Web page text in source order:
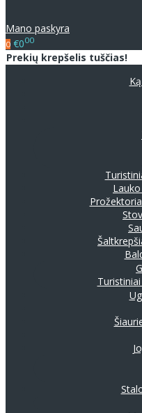
Mano paskyra
0 €000
Prekių krepšelis tuščias!